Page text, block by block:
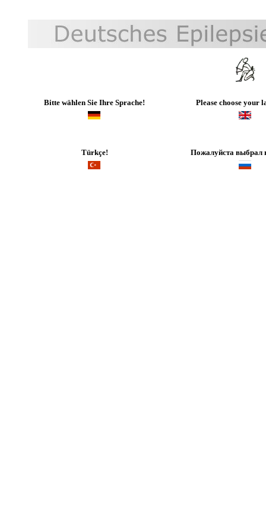
Bitte wählen Sie Ihre Sprache! Please choose your
Türkçe! Пожалуйста выбрал